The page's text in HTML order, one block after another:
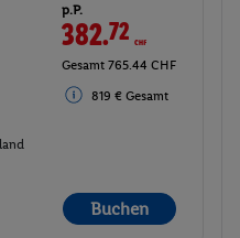
p.P.
382.72 CHF
Gesamt 765.44 CHF
819 € Gesamt
Buchen